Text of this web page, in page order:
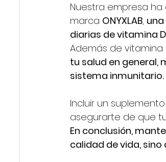
Nuestra empresa
marca ONYXLAB,
diarias de vitamina D
Además de vitamina
tu salud en general,
sistema inmunitario.
Incluir un
asegurarte de que
En conclusión,
calidad de vida,